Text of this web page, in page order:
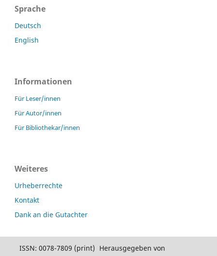
Sprache
Deutsch
English
Informationen
Für Leser/innen
Für Autor/innen
Für Bibliothekar/innen
Weiteres
Urheberrechte
Kontakt
Dank an die Gutachter
ISSN: 0078-7809 (print) Herausgegeben von